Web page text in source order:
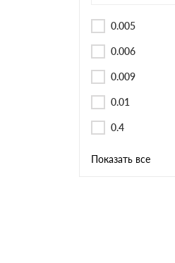
0.005
0.006
0.009
0.01
0.4
Показать все